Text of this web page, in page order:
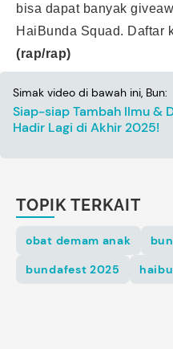
bisa dapat banyak
HaiBunda Squad. Daftar
(rap/rap)
Simak video di bawah ini, Bun:
Siap-siap Tambah Ilmu &
Hadir Lagi di Akhir 2025!
TOPIK TERKAIT
obat demam anak
bundafest 2025